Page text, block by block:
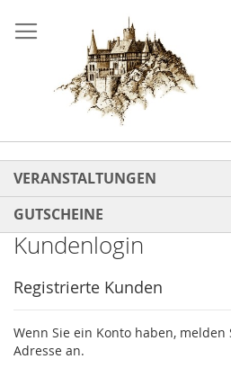
zum
Inhalt
VERANSTALTUNGEN
GUTSCHEINE
Kundenlogin
Registrierte Kunden
Wenn Sie ein Konto haben,
Adresse an.